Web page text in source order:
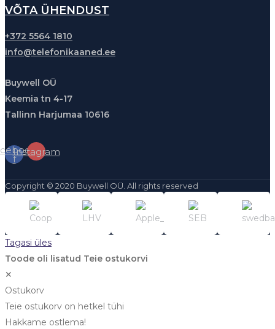
VÕTA ÜHENDUST
+372 5564 1810
info@telefonikaaned.ee
Buywell OÜ
Keemia tn 4-17
Tallinn Harjumaa 10616
f
Instagram
Copyright © 2020 Buywell OÜ. All rights reserved
Tagasi üles
Toode oli lisatud Teie ostukorvi
✕
Ostukorv
Teie ostukorv on hetkel tühi
Hakkame ostlema!